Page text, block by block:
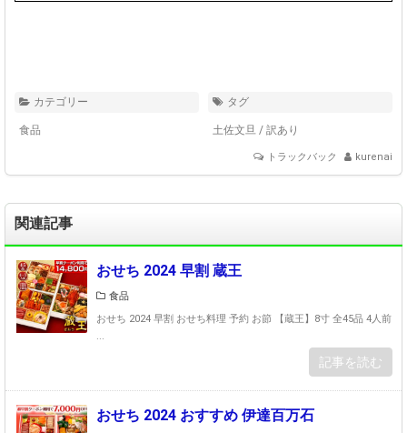
カテゴリー
食品
タグ
土佐文旦 / 訳あり
トラックバック kurenai
関連記事
おせち 2024 早割 蔵王
食品
おせち 2024 早割 おせち料理 予約 お節 【蔵王】8寸 全45品 4人前
記事を読む
おせち 2024 おすすめ 伊達百万石